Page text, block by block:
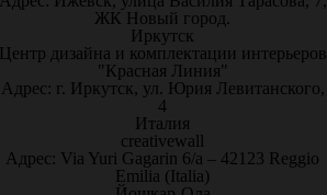
ЖК Новый город.
Иркутск
дизайна и комплектации интерьеров
"Красная Линия"
Адрес: г. Иркутск, ул. Юрия Левитанского,
4
Италия
creativewall
Адрес: Via Yuri Gagarin 6/a – 42123 Reggio
Emilia (Italia)